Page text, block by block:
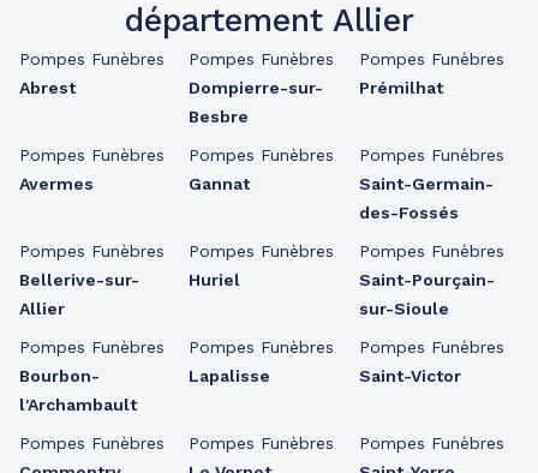
département Allier
Pompes Funèbres
Abrest
Pompes Funèbres
Avermes
Pompes Funèbres
Bellerive-sur-
Allier
Pompes Funèbres
Bourbon-
l'Archambault
Pompes Funèbres
Pompes Funèbres
Dompierre-sur-
Besbre
Pompes Funèbres
Gannat
Pompes Funèbres
Huriel
Pompes Funèbres
Lapalisse
Pompes Funèbres
Pompes Funèbres
Prémilhat
Pompes Funèbres
Saint-Germain-
des-Fossés
Pompes Funèbres
Saint-Pourçain-
sur-Sioule
Pompes Funèbres
Saint-Victor
Pompes Funèbres